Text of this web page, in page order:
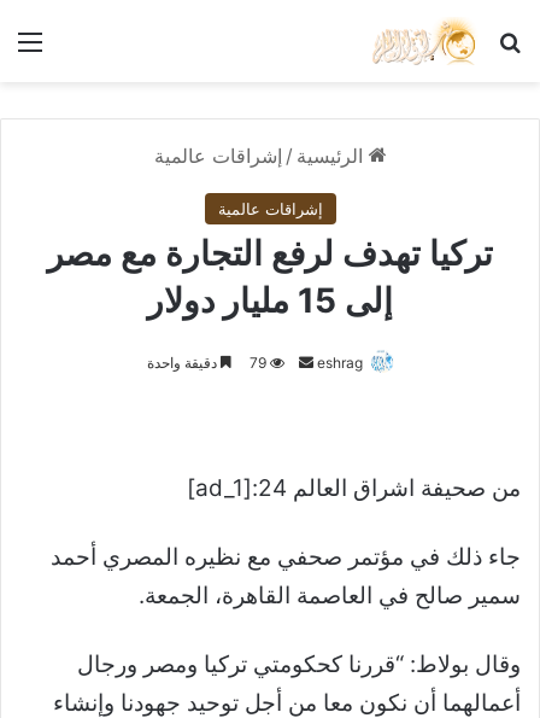
بحث عن
الرئيسية / إشراقات عالمية
إشراقات عالمية
تركيا تهدف لرفع التجارة مع مصر
إلى 15 مليار دولار
eshrag
أرسل79 دقيقة واحدة
من صحيفة اشراق العالم 24:[ad_1]
جاء ذلك في مؤتمر صحفي مع نظيره المصري أحمد
سمير صالح في العاصمة القاهرة، الجمعة.
وقال بولاط: “قررنا كحكومتي تركيا ومصر ورجال
أعمالهما أن نكون معا من أجل توحيد جهودنا وإنشاء